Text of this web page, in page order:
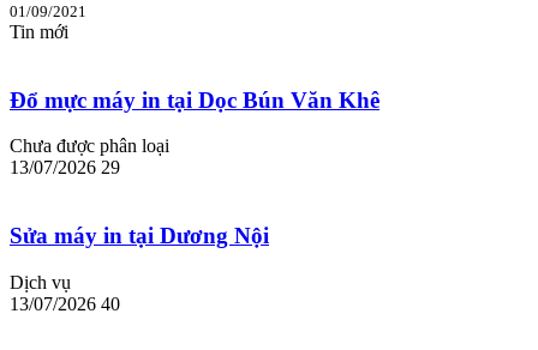
01/09/2021
Tin mới
Đổ mực máy in tại Dọc Bún Văn Khê
Chưa được phân loại
13/07/2026 29
Sửa máy in tại Dương Nội
Dịch vụ
13/07/2026 40